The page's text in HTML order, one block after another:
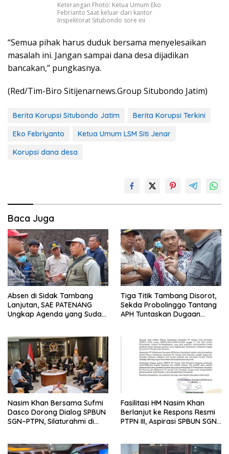
Keterangan Fhoto: Ketua Umum Eko
Febrianto Saat keluar dari kantor
Inspektorat Situbondo sore ini
“Semua pihak harus duduk bersama menyelesaikan
masalah ini. Jangan sampai dana desa dijadikan
bancakan,” pungkasnya.
(Red/Tim-Biro Sitijenarnews.Group Situbondo Jatim)
Berita Korupsi Situbondo Jatim
Berita Korupsi Terkini
Eko Febriyanto
Ketua Umum LSM Siti Jenar
Korupsi dana desa
Baca Juga
Absen di Sidak Tambang
Lanjutan, SAE PATENANG
Ungkap Agenda yang Sudah
Tiga Titik Tambang Disorot,
Sekda Probolinggo Tantang
APH Tuntaskan Dugaan
Nasim Khan Bersama Sufmi
Dasco Dorong Dialog SPBUN
SGN–PTPN, Silaturahmi di
Fasilitasi HM Nasim Khan
Berlanjut ke Respons Resmi
PTPN III, Aspirasi SPBUN SGN
Direksi